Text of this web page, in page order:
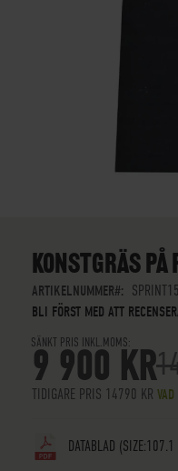
BEGINNING
GALLERY
KONSTGRÄS
ARTIKELNUMMER
BLI FÖRST MED ATT
SÄNKT PRIS INKL.MOMS
9 900 KR
TIDIGARE PRIS 14790 KR
DATABLAD (SIZE:107.1